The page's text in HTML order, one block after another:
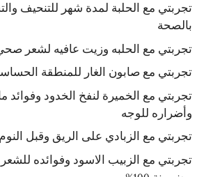
تجربتي مع الحلبة لمدة شهر للتنحيف
بالصحة
تجربتي مع الحلبه وزيت عافيه لشعر
تجربتي مع صابون الغار للمنطقة
تجربتي مع الخميرة لنفخ الخدود وفوائد
وأضراره للوجه
تجربتي مع الزبادي على الريق وقبل النوم
تجربتي مع الزبيب الاسود وفوائده للشعر